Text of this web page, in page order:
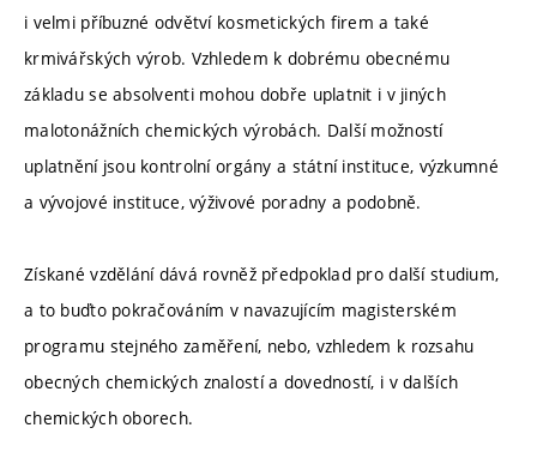
i velmi příbuzné odvětví kosmetických firem a také
krmivářských výrob. Vzhledem k dobrému obecnému
základu se absolventi mohou dobře uplatnit i v jiných
malotonážních chemických výrobách. Další možností
uplatnění jsou kontrolní orgány a státní instituce, výzkumné
a vývojové instituce, výživové poradny a podobně.
Získané vzdělání dává rovněž předpoklad pro další studium,
a to buďto pokračováním v navazujícím magisterském
programu stejného zaměření, nebo, vzhledem k rozsahu
obecných chemických znalostí a dovedností, i v dalších
chemických oborech.